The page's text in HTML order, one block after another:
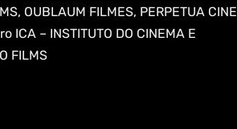
OUBLAUM FILMES, PERPETUA CINE
ICA – INSTITUTO DO CINEMA E
FILMS